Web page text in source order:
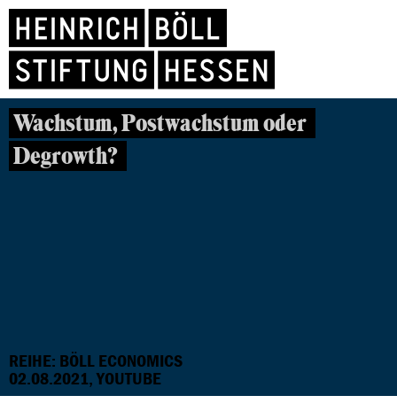
Wachstum, Postwachstum oder
Degrowth?
REIHE: BÖLL ECONOMICS
02.08.2021, YOUTUBE